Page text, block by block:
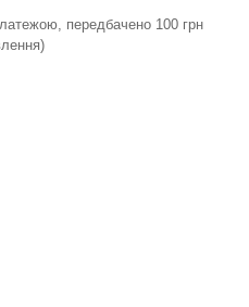
передбачено 100 грн